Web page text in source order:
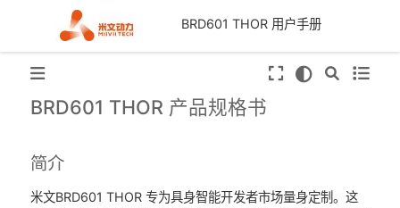
BRD601 THOR 用户手册
BRD601 THOR 产品规格书
简介
米文BRD601 THOR 专为具身智能开发者市场量身定制。这